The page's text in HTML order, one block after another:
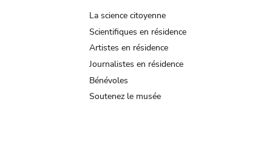
La science citoyenne
Scientifiques en résidence
Artistes en résidence
Journalistes en résidence
Bénévoles
Soutenez le musée